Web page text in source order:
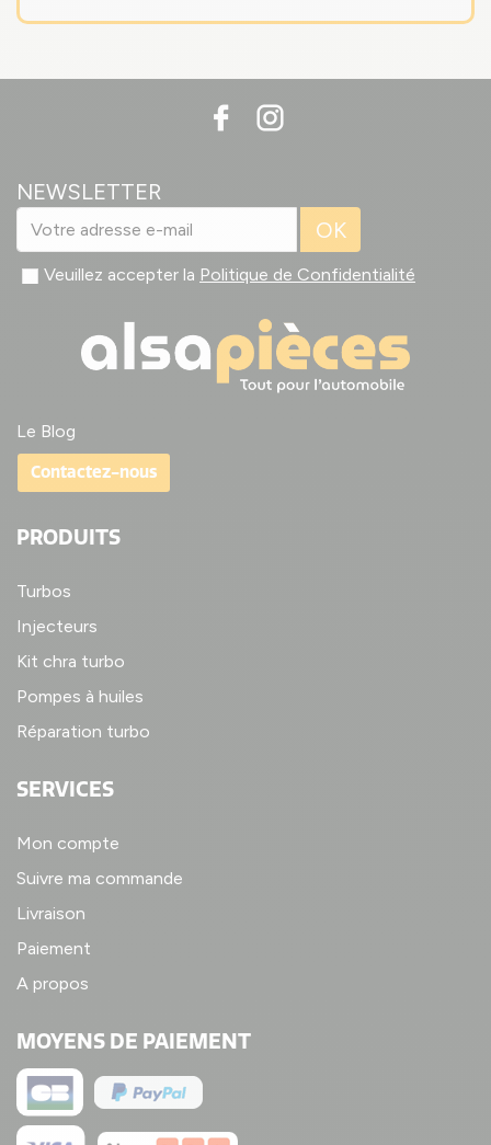
NEWSLETTER
OK
Veuillez accepter la Politique de Confidentialité
Le Blog
Contactez-nous
PRODUITS
Turbos
Injecteurs
Kit chra turbo
Pompes à huiles
Réparation turbo
SERVICES
Mon compte
Suivre ma commande
Livraison
Paiement
A propos
MOYENS DE PAIEMENT